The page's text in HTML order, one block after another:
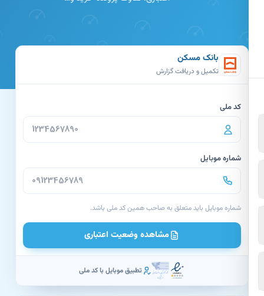
بانک مسکن
تکمیل و دریافت گزارش
کد ملی
شماره موبایل
شماره موبایل باید متعلق به صاحب همین کد ملی باشد.
مشاهده وضعیت اعتباری
تطبیق موبایل با کد ملی